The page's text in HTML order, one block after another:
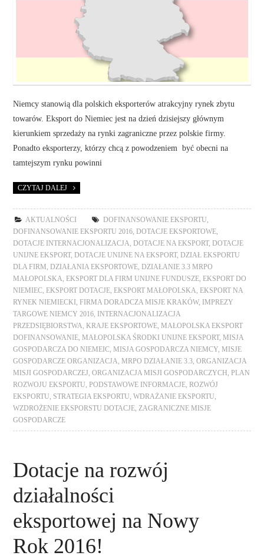
Niemcy stanowią dla polskich eksporterów atrakcyjny rynek zbytu
towarów. Eksport do Niemiec jest na dzień dzisiejszy głównym
kierunkiem sprzedaży na rynki zagraniczne przez polskie firmy.
Ponadto eksporterzy, którzy chcą z powodzeniem być obecni na
tamtejszym rynku powinni
CZYTAJ DALEJ
AKTUALNOŚCI DOFINANSOWANIE EKSPORTU
DOFINANSOWANIE EKSPORTU 2016
DOTACJE EKSPORTOWE
DOTACJE INTERNACJONALIZACJA
DOTACJE NA EKSPORT,
DOTACJE
UNIJNE EKSPORT, DOTACJE UNIJNE NA EKSPORT,
DZIAŁ EKSPORTU
DLA FIRM
DZIAŁANIA EKSPORTOWE
DZIAŁANIE 3.3 MRPO
MAŁOPOLSKA
EKSPORT DLA FIRM UNIJNE FUNDUSZE
EKSPORT DO
NIEMIEC
EKSPORT DOTACJE EKSPORT MAŁOPOLSKA
EKSPORT NA
RYNEK NIEMIECKI
FIRMA DORADCZA MISJE KRAKÓW,
IMPREZY
TARGOWE NIEMCY 2016
INTERNACJONALIZACJA
PRZEDSIĘBIORSTWA
KRAJE EKSPORTOWE
MAŁOPOLSKA EKSPORT
DOFINANSOWANIE
MAŁOPOLSKA ŚRODKI UNIJNE EKSPORT, MISJA
GOSPODARCZA DO NIEMEIC
MISJA GOSPODARCZA NIEMCY
MISJE
GOSPODARCZE ORGANIZACJA
MRPO DZIAŁANIE 3.3 ,ORGANIZACJA
MISJI GOSPODARCZEJ ,ORGANIZACJA MISJI GOSPODARCZYCH
PLAN
ROZWOJU EKSPORTU
PODSTAWOWE INFORMACJE
ROZWÓJ
EKSPORTU
STRATEGIA EKSPORTU WDRAŻANIE EKSPORTU
WZDROŻENIE EKSPORSTU DOTACJE ZAGRANICZNE MISJE
GOSPODARCZE
Dotacje na rozwój
działalności
eksportowej na Nowy
Rok 2016!